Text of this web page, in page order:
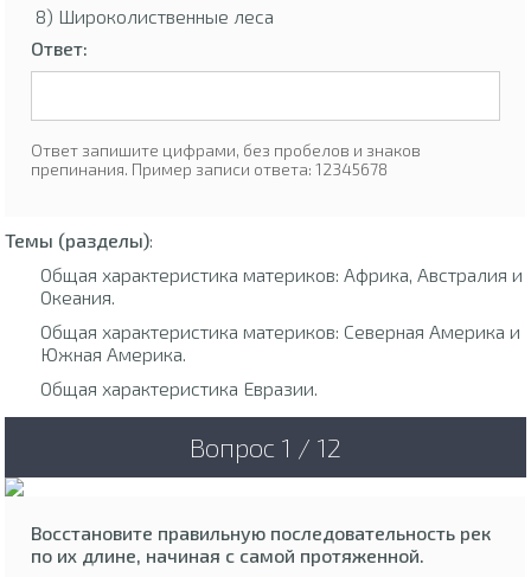
8) Широколиственные леса
Ответ:
Ответ запишите цифрами, без пробелов и знаков
препинания. Пример записи ответа: 12345678
Темы (разделы):
Общая характеристика материков: Африка, Австралия и
Океания.
Общая характеристика материков: Северная Америка и
Южная Америка.
Общая характеристика Евразии.
Вопрос 1 / 12
Восстановите правильную последовательность рек
по их длине, начиная с самой протяженной.